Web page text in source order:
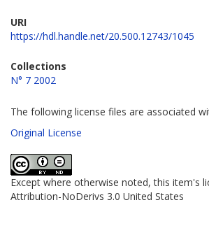
URI
https://hdl.handle.net/20.500.12743/1045
Collections
N° 7 2002
The following license files are associated
Original License
Except where otherwise noted, this item's
Attribution-NoDerivs 3.0 United States